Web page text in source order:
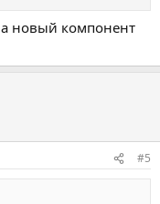
новый компонент
#5